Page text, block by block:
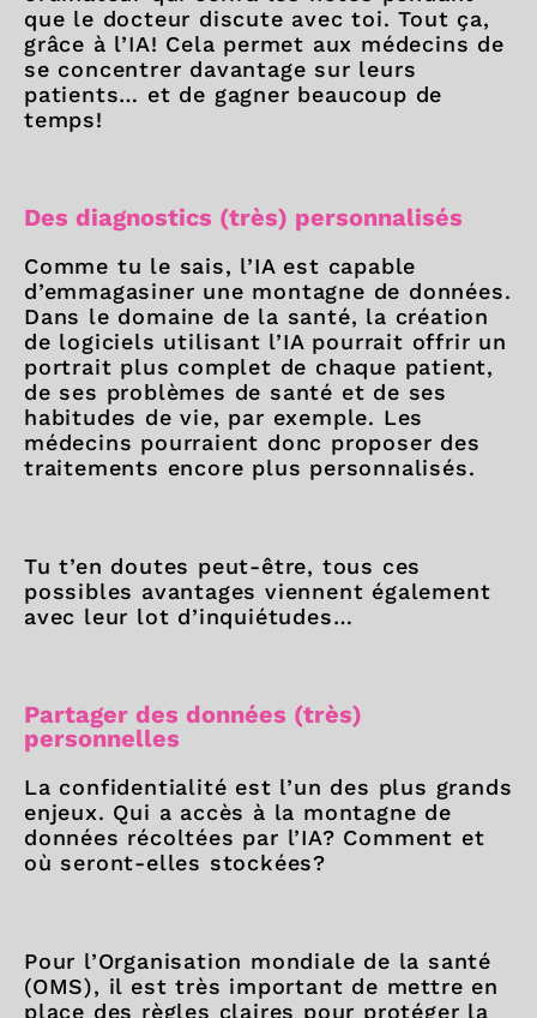
que le docteur discute avec toi. Tout ça,
grâce à l’IA! Cela permet aux médecins de
se concentrer davantage sur leurs
patients… et de gagner beaucoup de
temps!
Des diagnostics (très) personnalisés
Comme tu le sais, l’IA est capable
d’emmagasiner une montagne de données.
Dans le domaine de la santé, la création
de logiciels utilisant l’IA pourrait offrir un
portrait plus complet de chaque patient,
de ses problèmes de santé et de ses
habitudes de vie, par exemple. Les
médecins pourraient donc proposer des
traitements encore plus personnalisés.
Tu t’en doutes peut-être, tous ces
possibles avantages viennent également
avec leur lot d’inquiétudes…
Partager des données (très)
personnelles
La confidentialité est l’un des plus grands
enjeux. Qui a accès à la montagne de
données récoltées par l’IA? Comment et
où seront-elles stockées?
Pour l’Organisation mondiale de la santé
(OMS), il est très important de mettre en
place des règles claires pour protéger la